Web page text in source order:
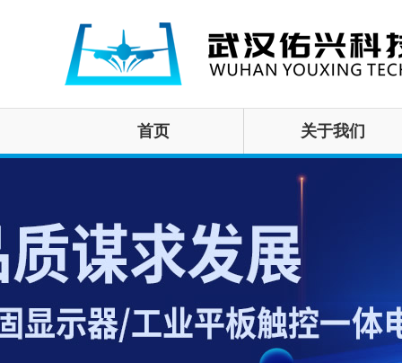
首页 关于我们